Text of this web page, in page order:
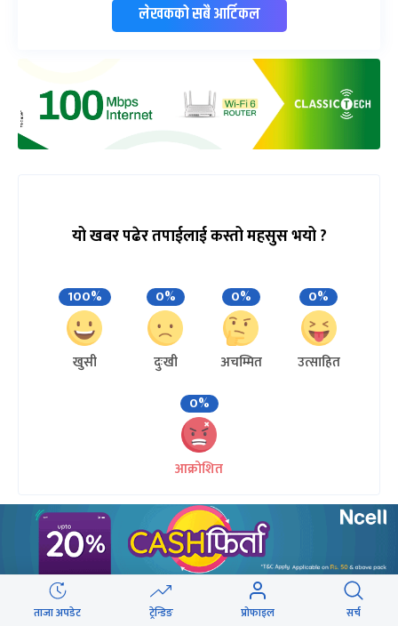
लेखकको सबै आर्टिकल
यो खबर पढेर तपाईलाई कस्तो महसुस भयो ?
100%
खुसी
0%
दुःखी
0%
अचम्मित
0%
उत्साहित
0%
आक्रोशित
ताजा अपडेट ट्रेन्डिङ प्रोफाइल सर्च